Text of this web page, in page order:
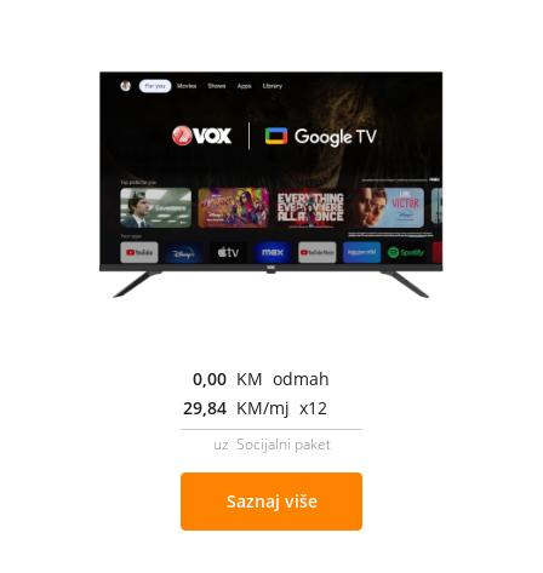
0,00 KM odmah
29,84 KM/mj x12
uz Socijalni paket
Saznaj više